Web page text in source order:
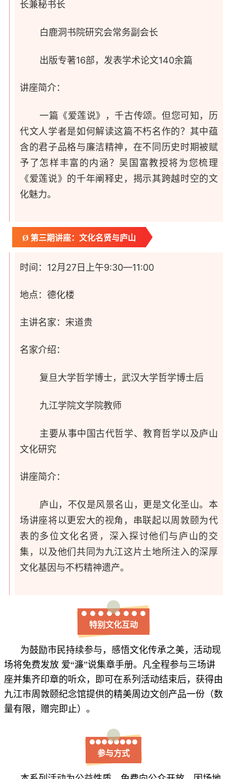
长兼秘书长
白鹿洞书院研究会常务副会长
出版专著16部，发表学术论文140余篇
讲座简介：
一篇《爱莲说》，千古传颂。但您可知，历
代文人学者是如何解读这篇不朽名作的？其中蕴
含的君子品格与廉洁精神，在不同历史时期被赋
予了怎样丰富的内涵？吴国富教授将为您梳理
《爱莲说》的千年阐释史，揭示其跨越时空的文
化魅力。
Ø 第三期讲座：文化名贤与庐山
时间：12月27日上午9:30—11:00
地点：德化楼
主讲名家：宋道贵
名家介绍：
复旦大学哲学博士，武汉大学哲学博士后
九江学院文学院教师
主要从事中国古代哲学、教育哲学以及庐山
文化研究
讲座简介：
庐山，不仅是风景名山，更是文化圣山。本
场讲座将以更宏大的视角，串联起以周敦颐为代
表的多位文化名贤，深入探讨他们与庐山的交
集，以及他们共同为九江这片土地所注入的深厚
文化基因与不朽精神遗产。
特别文化互动
为鼓励市民持续参与，感悟文化传承之美，活动现
场将免费发放 爱“濂”说集章手册。凡全程参与三场讲
座并集齐印章的听众，即可在系列活动结束后，获得由
九江市周敦颐纪念馆提供的精美周边文创产品一份（数
量有限，赠完即止）。
参与方式